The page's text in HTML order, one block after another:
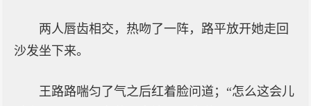
两人唇齿相交，热吻了一阵，路平放开她走回
沙发坐下来。
王路路喘匀了气之后红着脸问道；“怎么这会儿